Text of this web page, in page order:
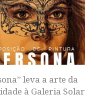
leva a arte da
à Galeria Solar